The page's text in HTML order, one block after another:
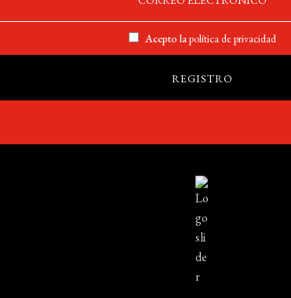
Acepto lapolítica de privacidad